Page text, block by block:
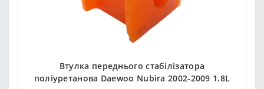
Втулка переднього стабілізатора
поліуретанова Daewoo Nubira 2002-2009 1.8L